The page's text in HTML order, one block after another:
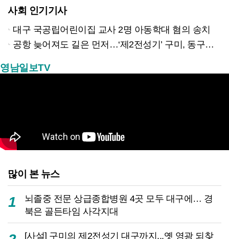
사회 인기기사
대구 국공립어린이집 교사 2명 아동학대 혐의 송치
공항 늦어져도 길은 먼저…‘제2전성기’ 구미, 동구미역 더 절실
영남일보TV
많이 본 뉴스
1
뇌졸중 전문 상급종합병원 4곳 모두 대구에… 경
북은 골든타임 사각지대
[사설] 구미의 제2전성기 대구까지...옛 영광 되찾